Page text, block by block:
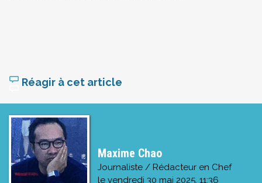
Réagir à cet article
Maxime Chao
Journaliste / Rédacteur en Chef
le vendredi 30 mai 2025, 11:36